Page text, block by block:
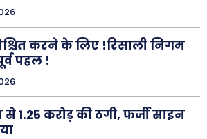
करने के लिए !रिसाली निगम
पहल !
1.25 करोड़ की ठगी, फर्जी साइन